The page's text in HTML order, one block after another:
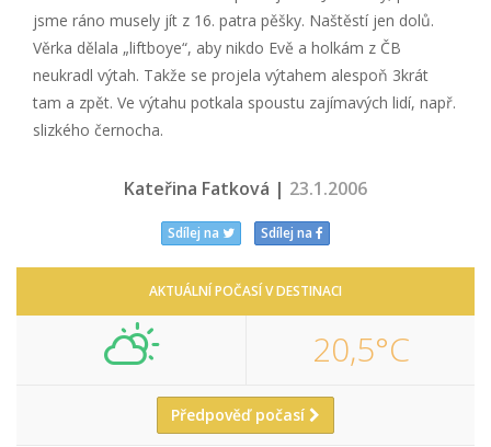
jsme ráno musely jít z 16. patra pěšky. Naštěstí jen dolů.
Věrka dělala „liftboye“, aby nikdo Evě a holkám z ČB
neukradl výtah. Takže se projela výtahem alespoň 3krát
tam a zpět. Ve výtahu potkala spoustu zajímavých lidí, např.
slizkého černocha.
Kateřina Fatková | 23.1.2006
Sdílej na Sdílej na
AKTUÁLNÍ POČASÍ V DESTINACI
20,5°C
Předpověď počasí